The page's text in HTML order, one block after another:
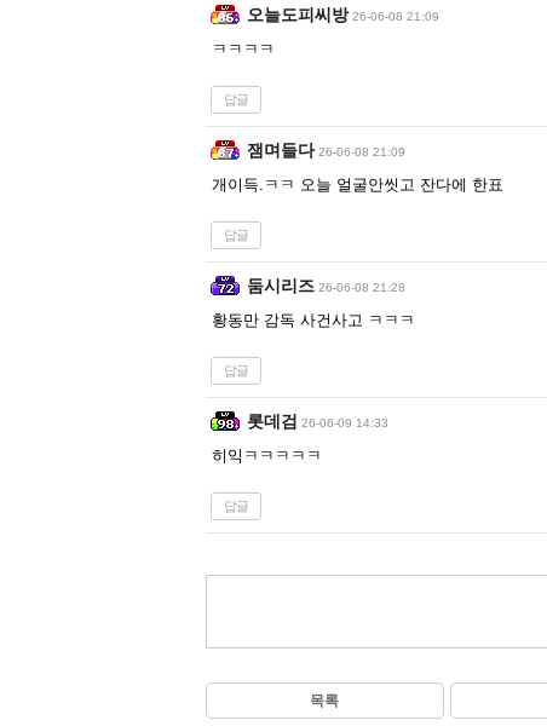
오늘도피씨방 26-06-08 21:09
ㅋㅋㅋㅋ
답글
잼며들다 26-06-08 21:09
개이득.ㅋㅋ 오늘 얼굴안씻고 잔다에 한표
답글
둠시리즈 26-06-08 21:28
황동만 감독 사건사고 ㅋㅋㅋ
답글
롯데검 26-06-09 14:33
히익ㅋㅋㅋㅋㅋ
답글
목록